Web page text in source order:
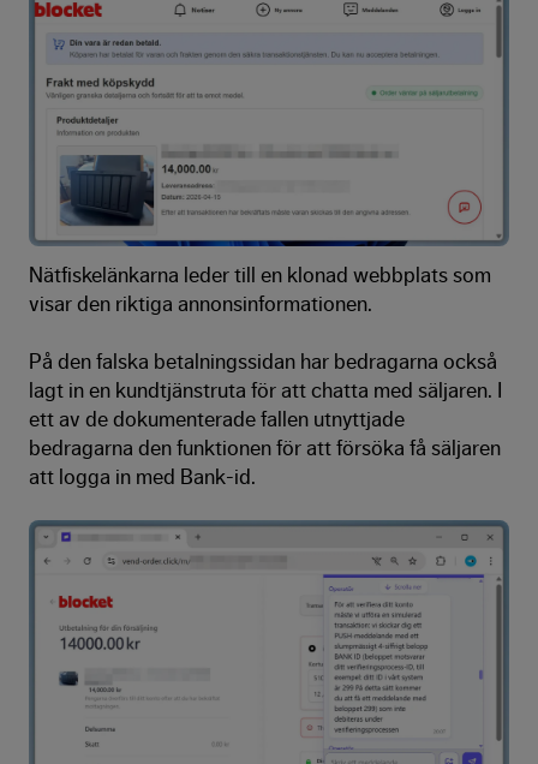
Nätfiskelänkarna leder till en klonad webbplats som
visar den riktiga annonsinformationen.
På den falska betalningssidan har bedragarna också
lagt in en kundtjänstruta för att chatta med säljaren. I
ett av de dokumenterade fallen utnyttjade
bedragarna den funktionen för att försöka få säljaren
att logga in med Bank-id.